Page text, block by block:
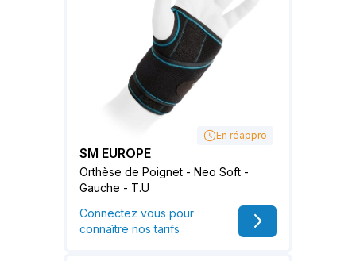
En réappro
SM EUROPE
Orthèse de Poignet - Neo Soft -
Gauche - T.U
Connectez vous pour
connaître nos tarifs